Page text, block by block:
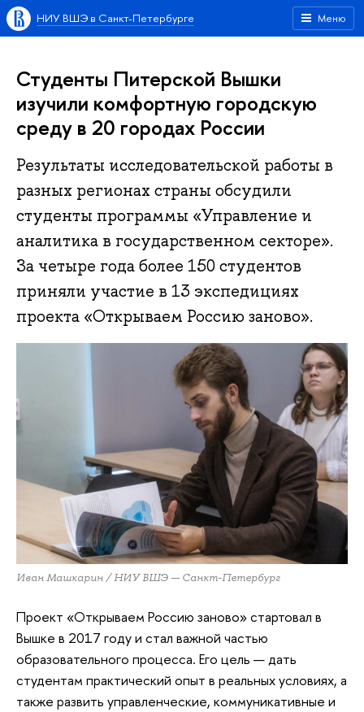
Меню
НИУ ВШЭ в Санкт-Петербурге
Студенты Питерской Вышки
изучили комфортную городскую
среду в 20 городах России
Результаты исследовательской работы в
разных регионах страны обсудили
студенты программы «Управление и
аналитика в государственном секторе».
За четыре года более 150 студентов
приняли участие в 13 экспедициях
проекта «Открываем Россию заново».
Иван Машкарин / НИУ ВШЭ — Санкт-Петербург
Проект «Открываем Россию заново» стартовал в
Вышке в 2017 году и стал важной частью
образовательного процесса. Его цель — дать
студентам практический опыт в реальных условиях, а
также развить управленческие, коммуникативные и